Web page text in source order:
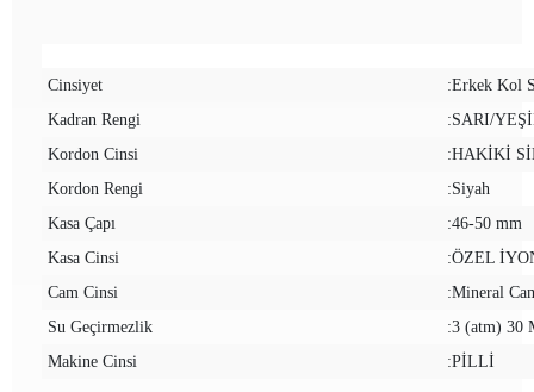
Cinsiyet
:Erkek Kol
Kadran Rengi
:SARI/
Kordon Cinsi
:HAKİKİ
Kordon Rengi
:Siyah
Kasa Çapı
:46-50 mm
Kasa Cinsi
:ÖZEL
Cam Cinsi
:Mineral
Su Geçirmezlik
:3 (atm) 30
Makine Cinsi
:PİLLİ